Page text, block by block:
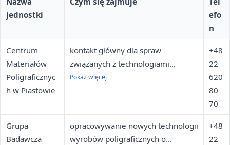
jednostki
efo
n
Centrum
Materiałów
Poligraficznyc
h w Piastowie
kontakt główny dla spraw
związanych z technologiami
poligraficznymi
Pokaż więcej
+48
22
620
80
70
Grupa
Badawcza
opracowywanie nowych technologii
wyrobów poligraficznych o
+48
22